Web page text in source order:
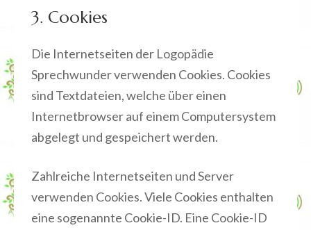
3. Cookies
Die Internetseiten der Logopädie
Sprechwunder verwenden Cookies. Cookies
sind Textdateien, welche über einen
Internetbrowser auf einem Computersystem
abgelegt und gespeichert werden.
Zahlreiche Internetseiten und Server
verwenden Cookies. Viele Cookies enthalten
eine sogenannte Cookie-ID. Eine Cookie-ID